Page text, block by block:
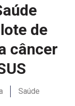
de
câncer
Saúde